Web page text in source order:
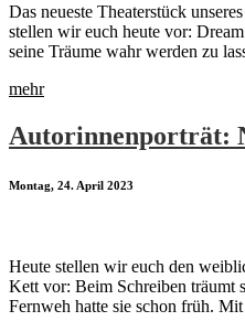
Das neueste Theaterstück
stellen wir euch heute vor:
seine Träume wahr werden zu
mehr
Autorinnenporträt:
Montag, 24. April 2023
Heute stellen wir euch den
Kett vor: Beim Schreiben träumt
Fernweh hatte sie schon früh.